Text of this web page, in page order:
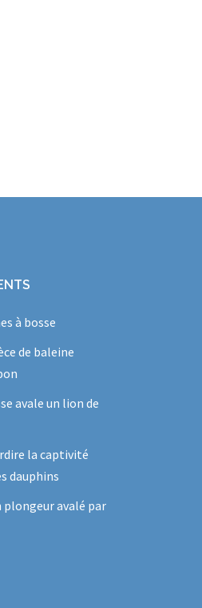
à bosse
de baleine
avale un lion de
la captivité
dauphins
plongeur avalé par